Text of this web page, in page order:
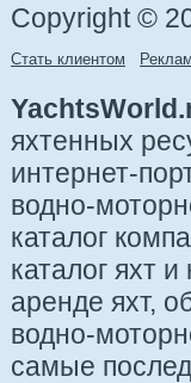
Copyright ©
Стать клиентом
яхтенных
интернет-
водно-
каталог
каталог яхт
аренде яхт,
водно-
самые